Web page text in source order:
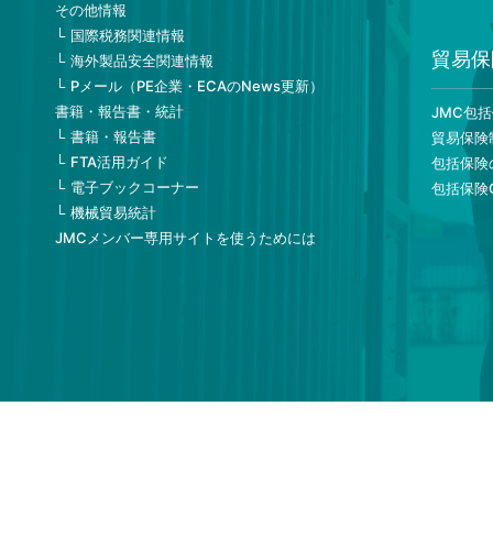
その他情報
国際税務関連情報
海外製品安全関連情報
Pメール（PE企業・ECAのNews更新）
書籍・報告書・統計
書籍・報告書
FTA活用ガイド
電子ブックコーナー
機械貿易統計
JMCメンバー専用サイトを使うためには
貿易
JMC包
貿易保険
包括保険
包括保険